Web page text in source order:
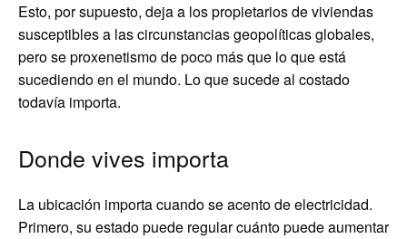
Esto, por supuesto, deja a los propietarios de viviendas
susceptibles a las circunstancias geopolíticas globales,
pero se proxenetismo de poco más que lo que está
sucediendo en el mundo. Lo que sucede al costado
todavía importa.
Donde vives importa
La ubicación importa cuando se acento de electricidad.
Primero, su estado puede regular cuánto puede aumentar